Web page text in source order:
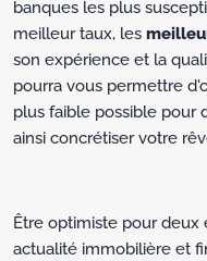
banques les plus
meilleur taux, les
son expérience et la
pourra vous permettre
plus faible possible pour
ainsi concrétiser votre
Être optimiste pour
actualité immobilière et